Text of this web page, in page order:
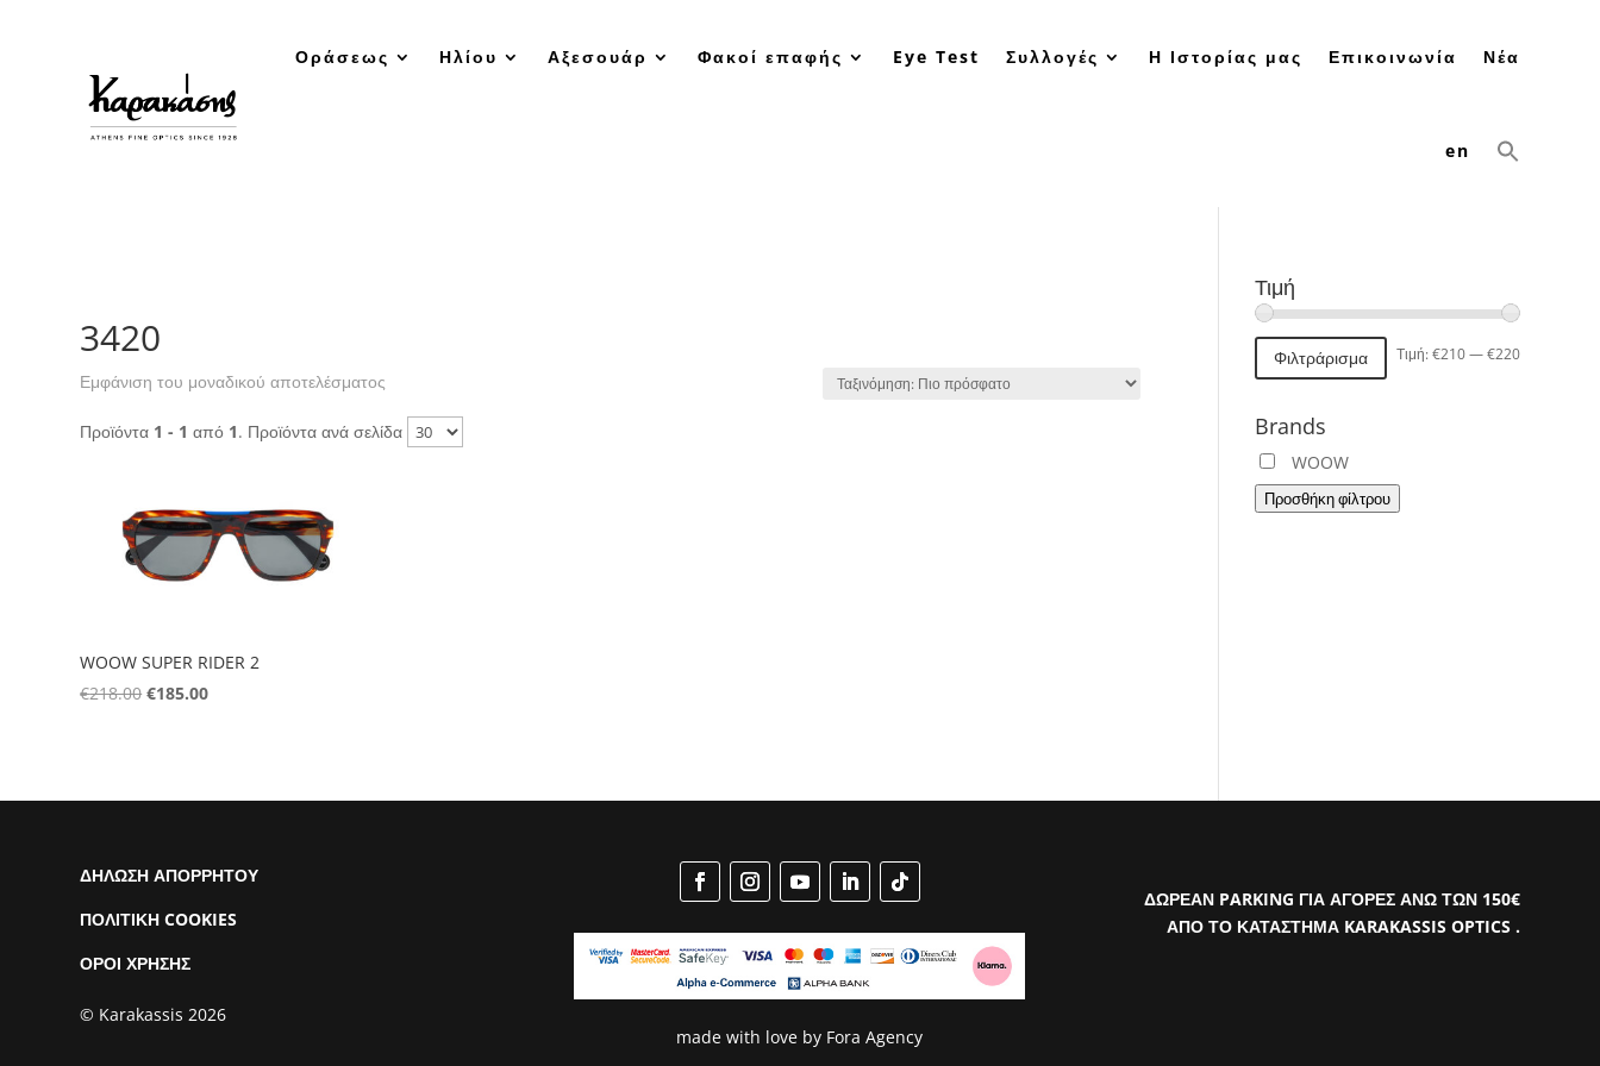
Οράσεως Ηλίου Αξεσουάρ Φακοί επαφής Eye Test Συλλογές Η Ιστορίας μας Επικοινωνία Νέα
en
3420
Εμφάνιση του μοναδικού αποτελέσματος
Προϊόντα 1 - 1 από 1. Προϊόντα ανά σελίδα
WOOW SUPER RIDER 2
€218.00 Original
€185.00Η
€185.00.
Τιμή
Ελάχιστη
Μέγιστη
Φιλτράρισμα Τιμή:€210—€220
Brands
WOOW
Προσθήκη φίλτρου
ΔΗΛΩΣΗ ΑΠΟΡΡΗΤΟΥ
ΠΟΛΙΤΙΚΗ COOKIES
ΟΡΟΙ ΧΡΗΣΗΣ
© Karakassis 2026
made with love by Fora Agency
ΔΩΡΕΑΝ PARKING ΓΙΑ ΑΓΟΡΕΣ ΑΝΩ ΤΩΝ 150€
ΑΠΟ ΤΟ ΚΑΤΑΣΤΗΜΑ KARAKASSIS OPTICS .